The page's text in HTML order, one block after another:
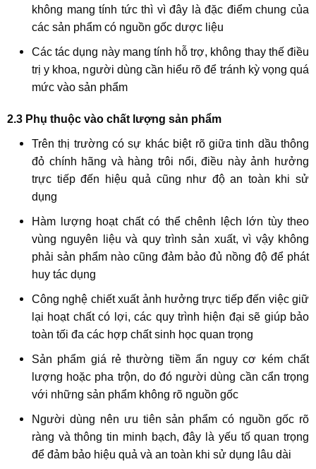
không mang tính tức thì vì đây là đặc điểm chung của
các sản phẩm có nguồn gốc dược liệu
Các tác dụng này mang tính hỗ trợ, không thay thế điều
trị y khoa, người dùng cần hiểu rõ để tránh kỳ vọng quá
mức vào sản phẩm
2.3 Phụ thuộc vào chất lượng sản phẩm
Trên thị trường có sự khác biệt rõ giữa tinh dầu thông
đỏ chính hãng và hàng trôi nổi, điều này ảnh hưởng
trực tiếp đến hiệu quả cũng như độ an toàn khi sử
dụng
Hàm lượng hoạt chất có thể chênh lệch lớn tùy theo
vùng nguyên liệu và quy trình sản xuất, vì vậy không
phải sản phẩm nào cũng đảm bảo đủ nồng độ để phát
huy tác dụng
Công nghệ chiết xuất ảnh hưởng trực tiếp đến việc giữ
lại hoạt chất có lợi, các quy trình hiện đại sẽ giúp bảo
toàn tối đa các hợp chất sinh học quan trọng
Sản phẩm giá rẻ thường tiềm ẩn nguy cơ kém chất
lượng hoặc pha trộn, do đó người dùng cần cẩn trọng
với những sản phẩm không rõ nguồn gốc
Người dùng nên ưu tiên sản phẩm có nguồn gốc rõ
ràng và thông tin minh bạch, đây là yếu tố quan trọng
để đảm bảo hiệu quả và an toàn khi sử dụng lâu dài